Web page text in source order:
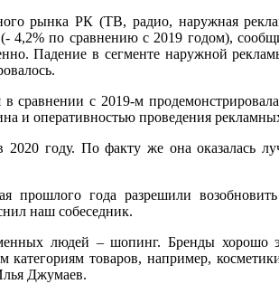
рынка РК (ТВ, радио, наружная
4,2% по сравнению с 2019 годом),
Падение в сегменте наружной
в сравнении с 2019-м
и оперативностью проведения
году. По факту же она оказалась
года разрешили
наш собеседник.
людей – шопинг. Бренды хорошо
товаров, например,
Джумаев.